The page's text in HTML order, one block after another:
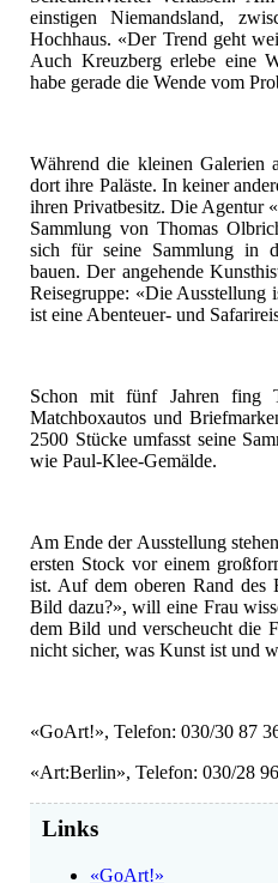
einstigen Niemandsland,
Hochhaus. «Der Trend geht
Auch Kreuzberg erlebe eine
habe gerade die Wende vom
Während die kleinen Galerien
dort ihre Paläste. In keiner
ihren Privatbesitz. Die Agentur
Sammlung von Thomas
sich für seine Sammlung in
bauen. Der angehende
Reisegruppe: «Die Ausstellung
ist eine Abenteuer- und
Schon mit fünf Jahren fing
Matchboxautos und
2500 Stücke umfasst seine
wie Paul-Klee-Gemälde.
Am Ende der Ausstellung
ersten Stock vor einem
ist. Auf dem oberen Rand des
Bild dazu?», will eine Frau
dem Bild und verscheucht die
nicht sicher, was Kunst ist und
«GoArt!», Telefon: 030/30 87
«Art:Berlin», Telefon: 030/28
Links
«GoArt!»